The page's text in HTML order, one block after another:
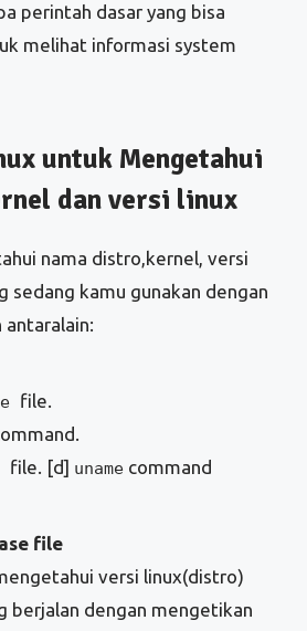
perintah dasar yang bisa
melihat informasi system
untuk Mengetahui
dan versi linux
nama distro,kernel, versi
sedang kamu gunakan dengan
file.
file. [d] uname command
file
versi linux(distro)
berjalan dengan mengetikan